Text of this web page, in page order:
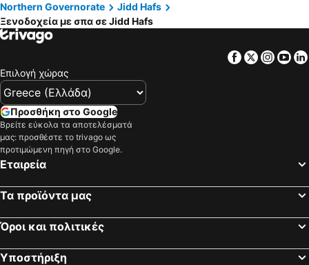
Northern Governorate
Jidd Hafs
Ξενοδοχεία με σπα σε Jidd Hafs
Facebook
Twitter
Επιλογή χώρας
Προσθήκη στο Google
Βρείτε εύκολα τα αποτελέσματά
μας: προσθέστε το trivago ως
προτιμώμενη πηγή στο Google.
Εταιρεία
Τα προϊόντα μας
Όροι και πολιτικές
Υποστήριξη